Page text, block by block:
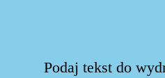
Podaj tekst do